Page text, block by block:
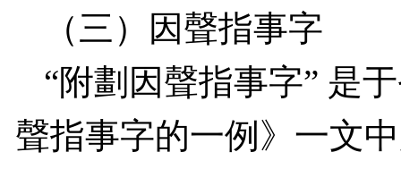
（三）因聲指事字
“附劃因聲指事字” 是
聲指事字的一例》一文